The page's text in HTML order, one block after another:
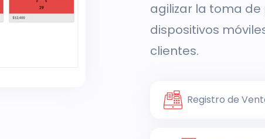
agilizar la toma
dispositivos
clientes.
Registro de